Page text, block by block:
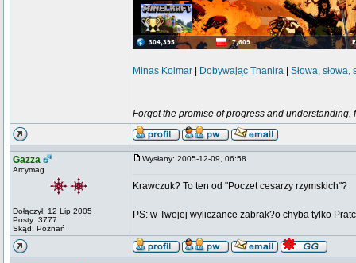
Minas Kolmar Dobywając Thanira Słowa, słowa,
Forget the promise of progress and
Gazza
Arcymag
Dołączył: 12 Lip 2005
Posty: 3777
Skąd: Poznań
Wysłany: 2005-12-09, 06:58
Krawczuk? To ten od "Poczet cesarzy rzymskich"?
PS: w Twojej wyliczance zabrak?o chyba tylko